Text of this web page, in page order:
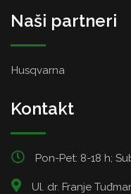
Naši partneri
Husqvarna
Kontakt
Pon-Pet: 8-18 h;
Ul. dr. Franje